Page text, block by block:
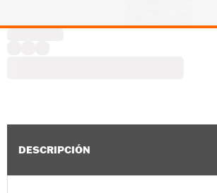
DESCRIPCIÓN